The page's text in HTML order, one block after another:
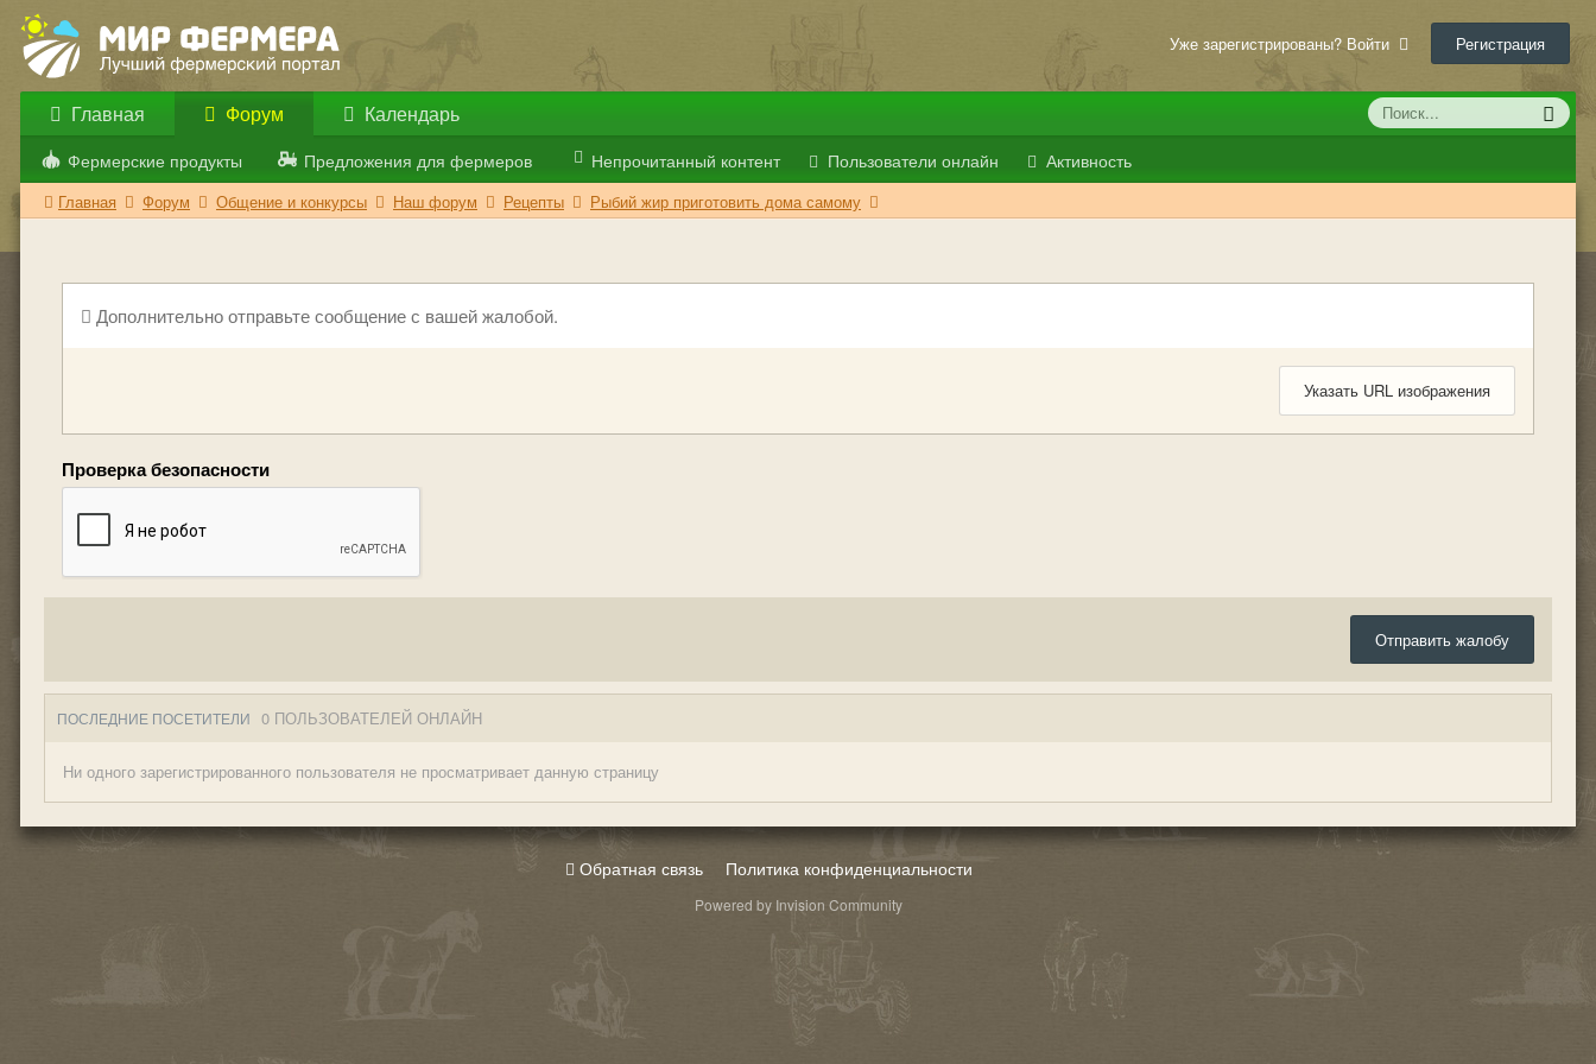
Уже зарегистрированы? Войти Регистрация
Главная Форум
Фермерские продукты Предложения для фермеров Непрочитанный контент Пользователи онлайн Активность
Календарь
Главная Форум Общение и конкурсы Наш форум Рецепты Рыбий жир приготовить дома самому
Дополнительно отправьте сообщение с вашей жалобой.
Указать URL изображения
Проверка безопасности
Отправить жалобу
ПОСЛЕДНИЕ ПОСЕТИТЕЛИ 0 ПОЛЬЗОВАТЕЛЕЙ ОНЛАЙН
Ни одного зарегистрированного пользователя не просматривает данную страницу
Обратная связь Политика конфиденциальности
Powered by Invision Community